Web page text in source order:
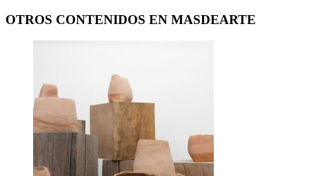
OTROS CONTENIDOS EN MASDEARTE